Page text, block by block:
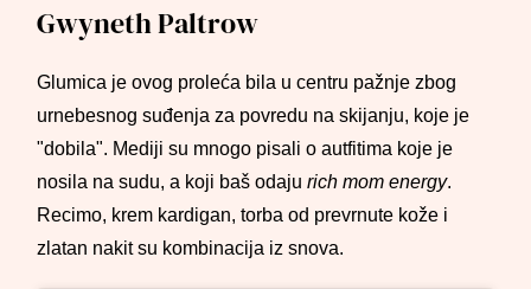
Gwyneth Paltrow
Glumica je ovog proleća bila u centru pažnje zbog
urnebesnog suđenja za povredu na skijanju, koje je
"dobila". Mediji su mnogo pisali o autfitima koje je
nosila na sudu, a koji baš odajurich mom energy.
Recimo, krem kardigan, torba od prevrnute kože i
zlatan nakit su kombinacija iz snova.